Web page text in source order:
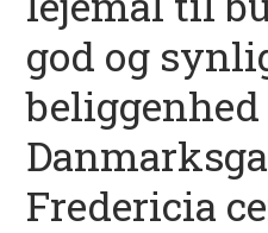
god og
Fredericia